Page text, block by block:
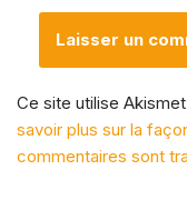
Ce site utilise
savoir plus sur la
commentaires sont